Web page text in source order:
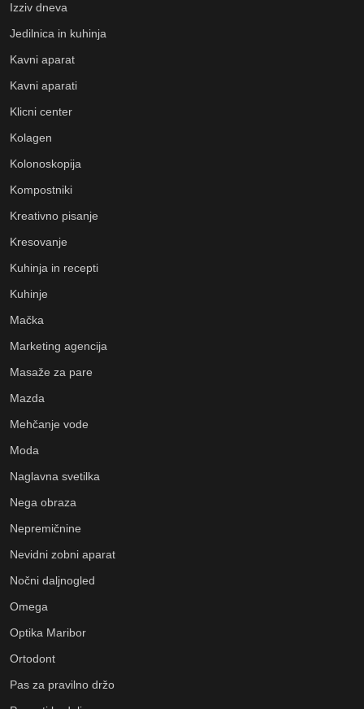
Izziv dneva
Jedilnica in kuhinja
Kavni aparat
Kavni aparati
Klicni center
Kolagen
Kolonoskopija
Kompostniki
Kreativno pisanje
Kresovanje
Kuhinja in recepti
Kuhinje
Mačka
Marketing agencija
Masaže za pare
Mazda
Mehčanje vode
Moda
Naglavna svetilka
Nega obraza
Nepremičnine
Nevidni zobni aparat
Nočni daljnogled
Omega
Optika Maribor
Ortodont
Pas za pravilno držo